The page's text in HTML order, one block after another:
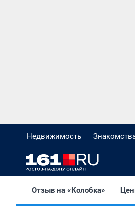
Недвижимость Знакомства
Отзыв на «Колобка»